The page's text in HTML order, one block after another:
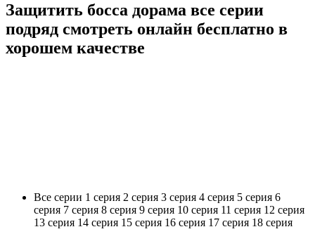
Защитить босса дорама все серии
подряд смотреть онлайн бесплатно в
хорошем качестве
Все серии 1 серия 2 серия 3 серия 4 серия 5 серия 6
серия 7 серия 8 серия 9 серия 10 серия 11 серия 12 серия
13 серия 14 серия 15 серия 16 серия 17 серия 18 серия